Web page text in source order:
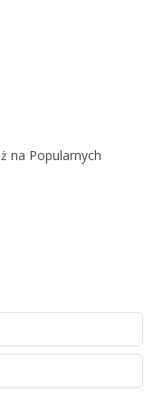
na Popularnych